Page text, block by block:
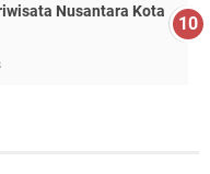
Nusantara Kota